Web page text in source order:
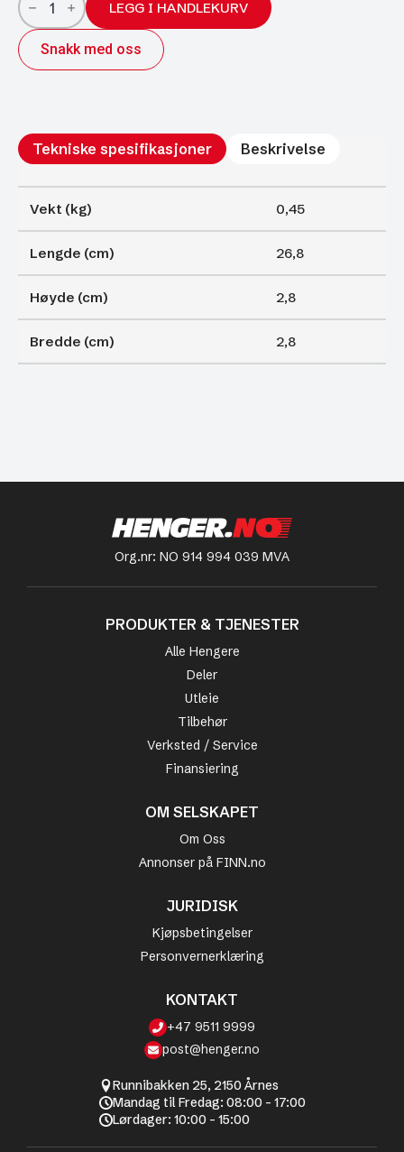
Arctic
27/14;
268/100
1200N
antall
LEGG I HANDLEKURV
Snakk med oss
Tekniske spesifikasjoner Beskrivelse
Vekt (kg) 0,45
Lengde (cm) 26,8
Høyde (cm) 2,8
Bredde (cm) 2,8
Org.nr: NO 914 994 039 MVA
PRODUKTER & TJENESTER
Alle Hengere
Deler
Utleie
Tilbehør
Verksted / Service
Finansiering
OM SELSKAPET
Om Oss
Annonser på FINN.no
JURIDISK
Kjøpsbetingelser
Personvernerklæring
KONTAKT
+47 9511 9999
post@henger.no
Runnibakken 25, 2150 Årnes
Mandag til Fredag: 08:00 - 17:00
Lørdager: 10:00 - 15:00